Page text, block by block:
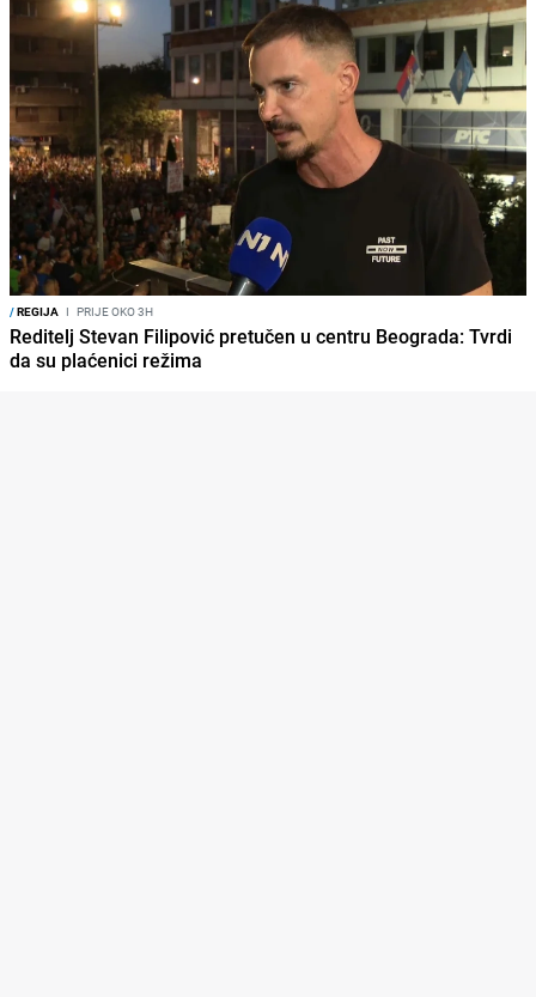
/REGIJA I PRIJE OKO 3H
Reditelj Stevan Filipović pretučen u centru Beograda: Tvrdi
da su plaćenici režima